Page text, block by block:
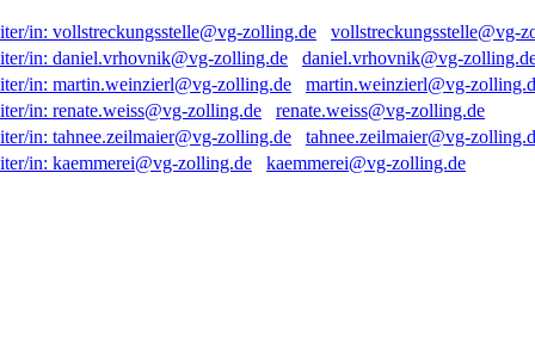
vollstreckungsstelle@vg-
daniel.vrhovnik@vg-
martin.weinzierl@vg-
renate.weiss@vg-zolling.de
tahnee.zeilmaier@vg-
kaemmerei@vg-zolling.de